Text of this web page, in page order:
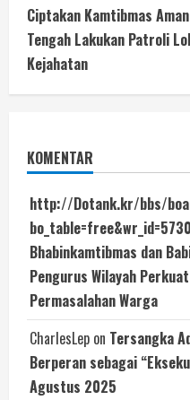
Ciptakan Kamtibmas
Tengah Lakukan Patroli
Kejahatan
KOMENTAR
http://Dotank.kr/bbs/
Bhabinkamtibmas dan
Pengurus Wilayah
Permasalahan Warga
CharlesLep on Tersangka
Berperan sebagai
Agustus 2025